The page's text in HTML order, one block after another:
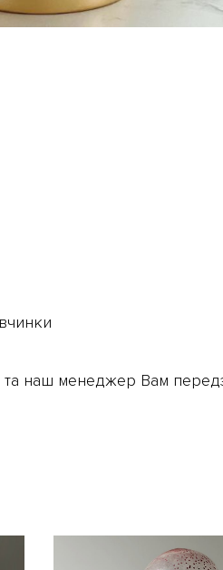
наш менеджер Вам